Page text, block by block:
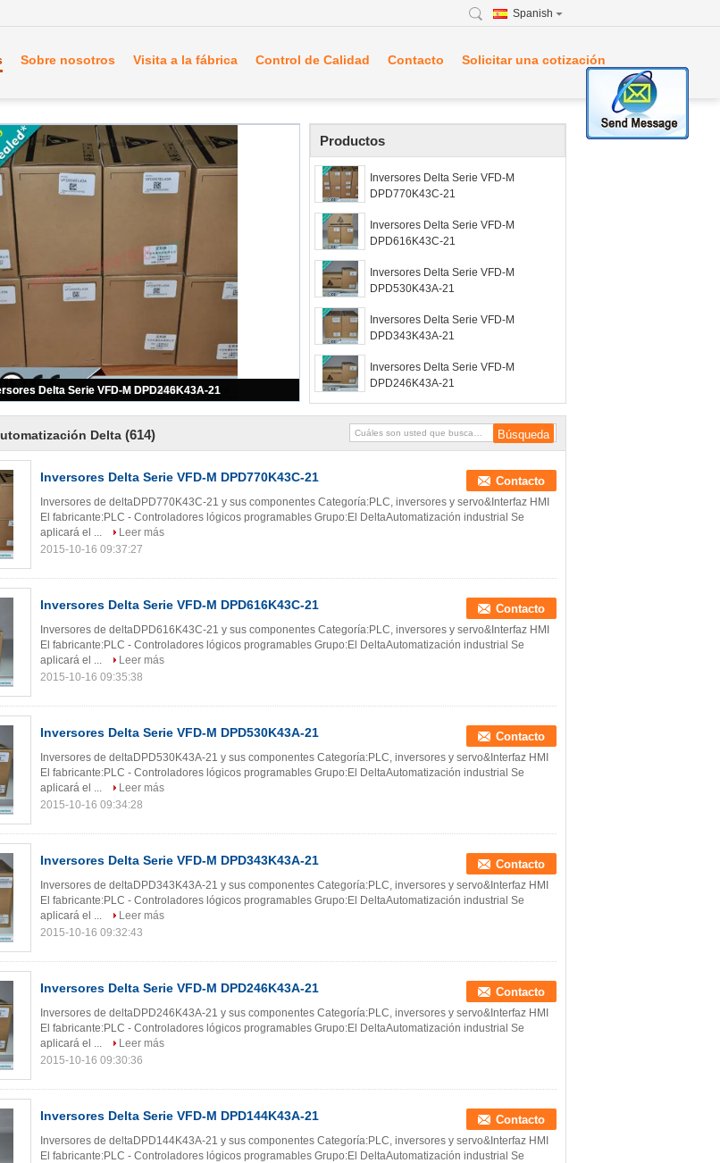
Spanish
Sobre nosotros Visita a la fábrica Control de Calidad Contacto Solicitar una cotización
Delta Serie VFD-M DPD770K43C-21
Productos
Inversores Delta Serie VFD-M
DPD770K43C-21
Inversores Delta Serie VFD-M
DPD616K43C-21
Inversores Delta Serie VFD-M
DPD530K43A-21
Inversores Delta Serie VFD-M
DPD343K43A-21
Inversores Delta Serie VFD-M
DPD246K43A-21
Delta (614)
Inversores Delta Serie VFD-M DPD770K43C-21 Contacto
Inversores de deltaDPD770K43C-21 y sus componentes Categoría:PLC, inversores y servo&Interfaz HMI
El fabricante:PLC - Controladores lógicos programables Grupo:El DeltaAutomatización industrial Se
aplicará el ...
Leer más
2015-10-16 09:37:27
Inversores Delta Serie VFD-M DPD616K43C-21 Contacto
Inversores de deltaDPD616K43C-21 y sus componentes Categoría:PLC, inversores y servo&Interfaz HMI
El fabricante:PLC - Controladores lógicos programables Grupo:El DeltaAutomatización industrial Se
aplicará el ...
Leer más
2015-10-16 09:35:38
Inversores Delta Serie VFD-M DPD530K43A-21 Contacto
Inversores de deltaDPD530K43A-21 y sus componentes Categoría:PLC, inversores y servo&Interfaz HMI
El fabricante:PLC - Controladores lógicos programables Grupo:El DeltaAutomatización industrial Se
aplicará el ...
Leer más
2015-10-16 09:34:28
Inversores Delta Serie VFD-M DPD343K43A-21 Contacto
Inversores de deltaDPD343K43A-21 y sus componentes Categoría:PLC, inversores y servo&Interfaz HMI
El fabricante:PLC - Controladores lógicos programables Grupo:El DeltaAutomatización industrial Se
aplicará el ...
Leer más
2015-10-16 09:32:43
Inversores Delta Serie VFD-M DPD246K43A-21 Contacto
Inversores de deltaDPD246K43A-21 y sus componentes Categoría:PLC, inversores y servo&Interfaz HMI
El fabricante:PLC - Controladores lógicos programables Grupo:El DeltaAutomatización industrial Se
aplicará el ...
Leer más
2015-10-16 09:30:36
Inversores Delta Serie VFD-M DPD144K43A-21 Contacto
Inversores de deltaDPD144K43A-21 y sus componentes Categoría:PLC, inversores y servo&Interfaz HMI
El fabricante:PLC - Controladores lógicos programables Grupo:El DeltaAutomatización industrial Se